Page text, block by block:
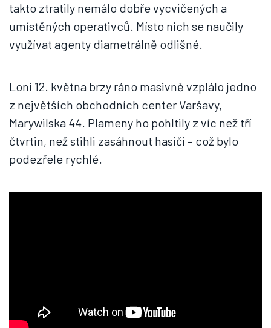
takto ztratily nemálo dobře vycvičených a
umístěných operativců. Místo nich se naučily
využívat agenty diametrálně odlišné.
Loni 12. května brzy ráno masivně vzplálo jedno
z největších obchodních center Varšavy,
Marywilska 44. Plameny ho pohltily z víc než tří
čtvrtin, než stihli zasáhnout hasiči – což bylo
podezřele rychlé.